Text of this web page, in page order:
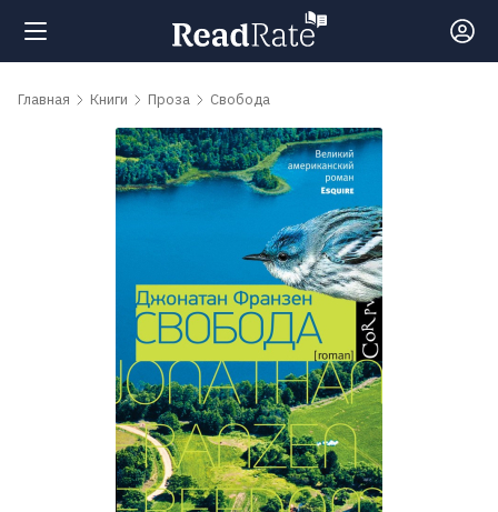
Поиск
обсуждаемые
Главная Книги Проза Свобода